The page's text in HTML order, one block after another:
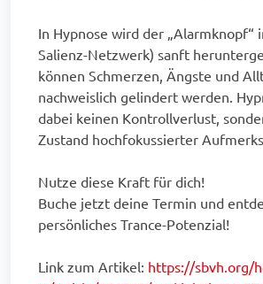
In Hypnose wird der „Alarmknopf“
Salienz-Netzwerk) sanft
können Schmerzen, Ängste und
nachweislich gelindert werden.
dabei keinen Kontrollverlust,
Zustand hochfokussierter
Nutze diese Kraft für dich!
Buche jetzt deine Termin und
persönliches Trance-Potenzial!
Link zum Artikel: https://sbvh.org/